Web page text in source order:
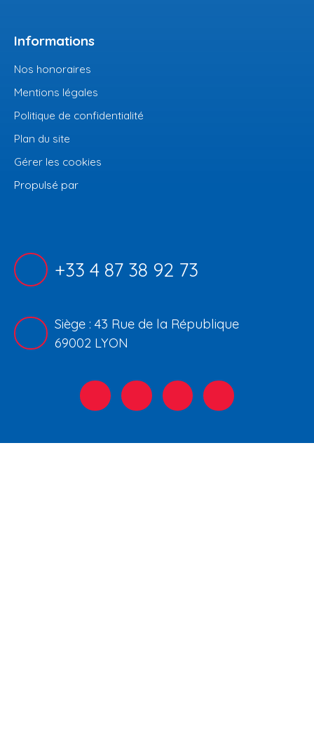
Informations
Nos honoraires
Mentions légales
Politique de confidentialité
Plan du site
Gérer les cookies
Propulsé par
+33 4 87 38 92 73
Siège : 43 Rue de la République
69002 LYON